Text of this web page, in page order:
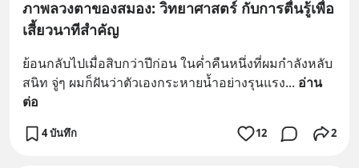
ภาพลวงตาของสมอง: วิทยาศาสตร์ กับการตื่นรู้เพื่อ
เสี้ยวนาทีสำคัญ
ย้อนกลับไปเมื่อสิบกว่าปีก่อน ในค่ำคืนหนึ่งที่ผมกำลังหลับ
สนิท จู่ๆ ผมก็ฝันว่าตัวเองกระหายน้ำอย่างรุนแรง... อ่าน
ต่อ
4 บันทึก 12 2